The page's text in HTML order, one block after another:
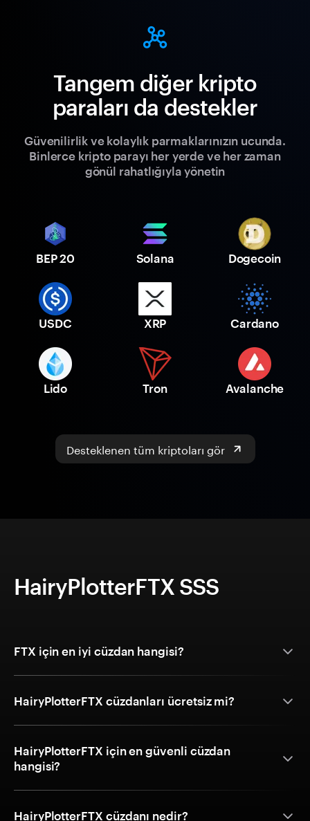
Tangem diğer kripto
paraları da destekler
Güvenilirlik ve kolaylık parmaklarınızın ucunda.
Binlerce kripto parayı her yerde ve her zaman
gönül rahatlığıyla yönetin
BEP 20 Solana Dogecoin
USDC XRP Cardano
Lido Tron Avalanche
Desteklenen tüm kriptoları gör
HairyPlotterFTX SSS
FTX için en iyi cüzdan hangisi?
HairyPlotterFTX cüzdanları ücretsiz mi?
HairyPlotterFTX için en güvenli cüzdan
hangisi?
HairyPlotterFTX cüzdanı nedir?